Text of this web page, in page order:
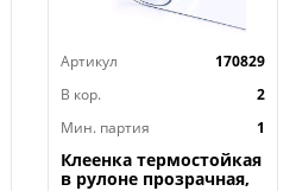
Артикул
170829
В кор.
2
Мин. партия
1
Клеенка термостойкая
в рулоне прозрачная,